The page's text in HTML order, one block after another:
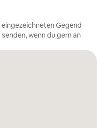
Gegend
wenn du gern an